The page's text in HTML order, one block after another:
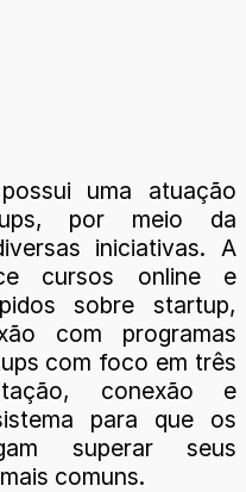
uma atuação
por meio da
iniciativas. A
cursos online e
sobre startup,
com programas
com foco em três
conexão e
para que os
superar seus
comuns.